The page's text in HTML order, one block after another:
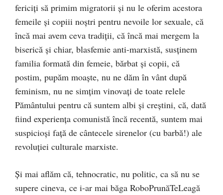
fericiţi să primim migratorii şi nu le oferim acestora
femeile şi copiii noştri pentru nevoile lor sexuale, că
încă mai avem ceva tradiţii, că încă mai mergem la
biserică şi chiar, blasfemie anti-marxistă, susţinem
familia formată din femeie, bărbat şi copii, că
postim, pupăm moaşte, nu ne dăm în vânt după
feminism, nu ne simţim vinovaţi de toate relele
Pământului pentru că suntem albi şi creştini, că, dată
fiind experienţa comunistă încă recentă, suntem mai
suspicioşi faţă de cântecele sirenelor (cu barbă!) ale
revoluţiei culturale marxiste.
Şi mai aflăm că, tehnocratic, nu politic, ca să nu se
supere cineva, ce i-ar mai băga RoboPrunăTeLeagă